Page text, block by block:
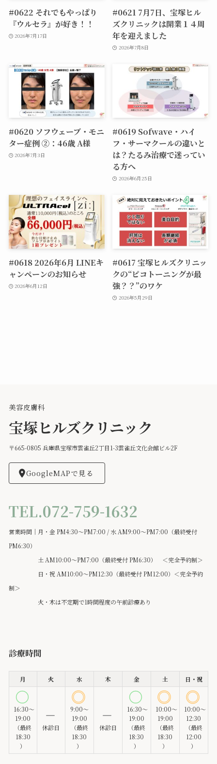
#0622 それでもやっぱり
『ウルセラ』が好き！！
2026年7月17日
#0621 7月7日、宝塚ヒル
ズクリニックは開業１４周
年を迎えました
2026年7月8日
#0620 ソフウェーブ・モニ
ター症例 ②：46歳 A様
2026年7月3日
#0619 Sofwave・ハイ
フ・サーマクールの違いと
は？たるみ治療で迷ってい
る方へ
2026年6月25日
#0618 2026年6月 LINEキ
ャンペーンのお知らせ
2026年6月12日
#0617 宝塚ヒルズクリニッ
クの“ピコトーニングが最
強？？”のワケ
2026年5月29日
美容皮膚科
宝塚ヒルズクリニック
〒665-0805 兵庫県宝塚市雲雀丘2丁目1-3雲雀丘文化会館ビル2F
GoogleMAPで見る
TEL.072-759-1632
営業時間｜月・金 PM4:30～PM7:00 / 水 AM9:00～PM7:00（最終受付
PM6:30）
土 AM10:00～PM7:00（最終受付 PM6:30） ＜完全予約制＞
日・祝 AM10:00～PM12:30（最終受付 PM12:00）＜完全予約
制＞
火・木は不定期で1時間程度の午前診療あり
診療時間
月 火 水 木 金 土 日・祝
16:30～
19:00
（最終
18:30
）
休診日
9:00～
19:00
（最終
18:30
）
休診日
16:30～
19:00
（最終
18:30
）
10:00～
19:00
（最終
18:30
）
10:00～
12:30
（最終
12:00
）